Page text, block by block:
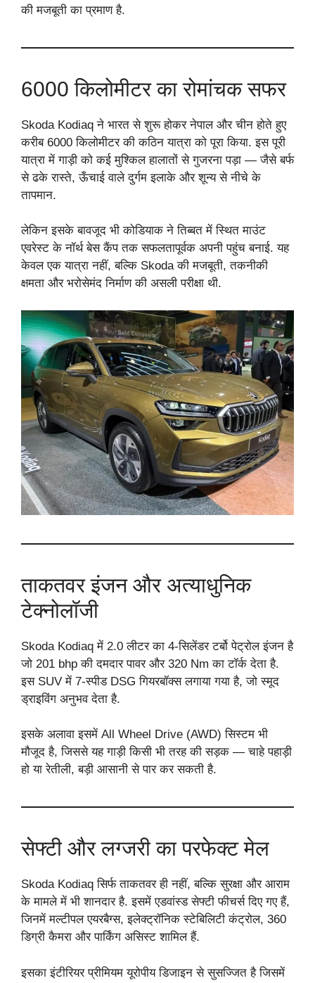
की मजबूती का प्रमाण है.
6000 किलोमीटर का रोमांचक सफर
Skoda Kodiaq ने भारत से शुरू होकर नेपाल और चीन होते हुए
करीब 6000 किलोमीटर की कठिन यात्रा को पूरा किया. इस पूरी
यात्रा में गाड़ी को कई मुश्किल हालातों से गुजरना पड़ा — जैसे बर्फ
से ढके रास्ते, ऊँचाई वाले दुर्गम इलाके और शून्य से नीचे के
तापमान.
लेकिन इसके बावजूद भी कोडियाक ने तिब्बत में स्थित माउंट
एवरेस्ट के नॉर्थ बेस कैंप तक सफलतापूर्वक अपनी पहुंच बनाई. यह
केवल एक यात्रा नहीं, बल्कि Skoda की मजबूती, तकनीकी
क्षमता और भरोसेमंद निर्माण की असली परीक्षा थी.
ताकतवर इंजन और अत्याधुनिक
टेक्नोलॉजी
Skoda Kodiaq में 2.0 लीटर का 4-सिलेंडर टर्बो पेट्रोल इंजन है
जो 201 bhp की दमदार पावर और 320 Nm का टॉर्क देता है.
इस SUV में 7-स्पीड DSG गियरबॉक्स लगाया गया है, जो स्मूद
ड्राइविंग अनुभव देता है.
इसके अलावा इसमें All Wheel Drive (AWD) सिस्टम भी
मौजूद है, जिससे यह गाड़ी किसी भी तरह की सड़क — चाहे पहाड़ी
हो या रेतीली, बड़ी आसानी से पार कर सकती है.
सेफ्टी और लग्जरी का परफेक्ट मेल
Skoda Kodiaq सिर्फ ताकतवर ही नहीं, बल्कि सुरक्षा और आराम
के मामले में भी शानदार है. इसमें एडवांस्ड सेफ्टी फीचर्स दिए गए हैं,
जिनमें मल्टीपल एयरबैग्स, इलेक्ट्रॉनिक स्टेबिलिटी कंट्रोल, 360
डिग्री कैमरा और पार्किंग असिस्ट शामिल हैं.
इसका इंटीरियर प्रीमियम यूरोपीय डिजाइन से सुसज्जित है जिसमें